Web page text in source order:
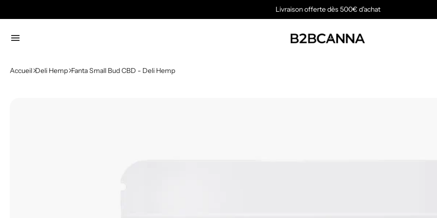
Livraison offerte dès 500€ d'achat
menu
Accueil Deli Hemp Fanta Small Bud CBD - Deli Hemp